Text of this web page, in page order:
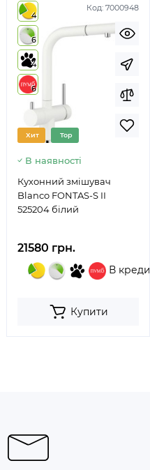
Код: 7000948
4
6
4
6
Хит Top
В наявності
Кухонний змішувач
Blanco FONTAS-S II
525204 білий
21580 грн.
В кредит
Купити